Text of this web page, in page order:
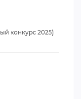
конкурс 2025)